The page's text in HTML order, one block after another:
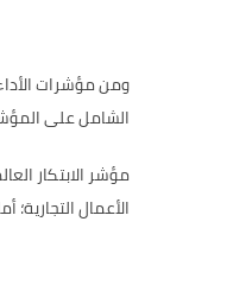
ومن مؤشرات
الشامل على المؤشر، متقدمة من المركز 41 العام الماضي، لتحقق بذلك قفزة
مؤشر الابتكار
الأعمال